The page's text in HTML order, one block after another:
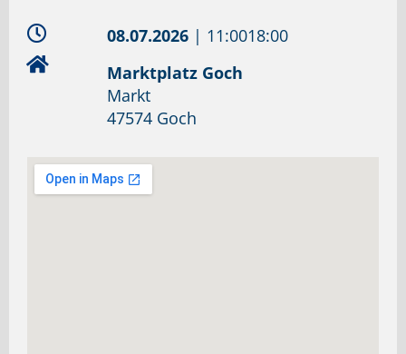
08.07.2026| 11:0018:00
Marktplatz Goch
Markt
47574 Goch